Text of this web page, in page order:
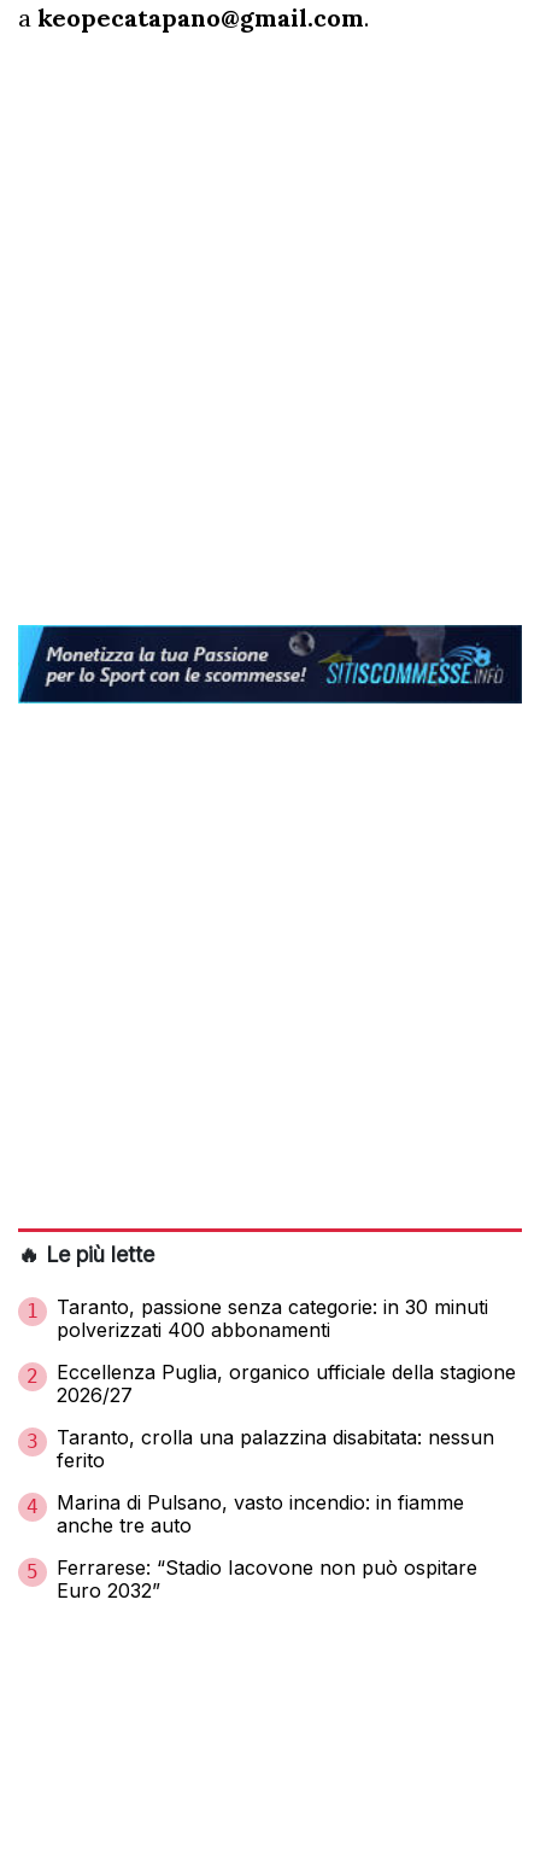
a keopecatapano@gmail.com.
🔥 Le più lette
1
Taranto, passione senza categorie: in 30 minuti
polverizzati 400 abbonamenti
2
Eccellenza Puglia, organico ufficiale della stagione
2026/27
3
Taranto, crolla una palazzina disabitata: nessun
ferito
4
Marina di Pulsano, vasto incendio: in fiamme
anche tre auto
5
Ferrarese: “Stadio Iacovone non può ospitare
Euro 2032”